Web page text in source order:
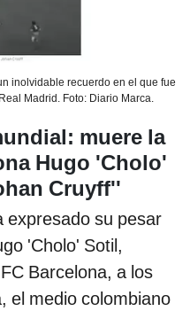
inolvidable recuerdo en el que fue
Madrid. Foto: Diario Marca.
muere la
Hugo 'Cholo'
Cruyff''
expresado su pesar
'Cholo' Sotil,
Barcelona, a los
el medio colombiano